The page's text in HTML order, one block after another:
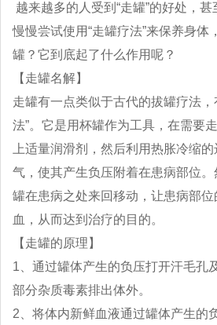
越来越多的人受到“走罐”的好处，
慢慢尝试使用“走罐疗法”来保养身体
罐？它到底起了什么作用呢？
【走罐名解】
走罐有一点类似于古代的拔罐疗法，
法”。它是用杯罐作为工具，在需要
上适量润滑剂，然后利用热胀冷缩
气，使其产生负压附着在患病部位
罐在患病之处来回移动，让患病部
血，从而达到治疗的目的。
【走罐的原理】
1、通过罐体产生的负压打开汗毛孔
部分杂质毒素排出体外。
2、将体内新鲜血液通过罐体产生的